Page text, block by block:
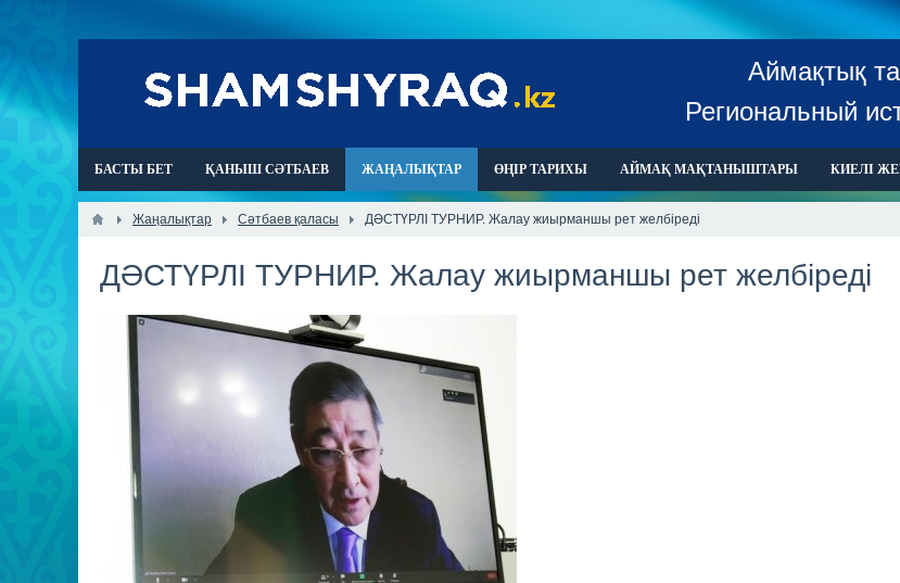
Аймақтық
Региональный
БАСТЫ БЕТ ҚАНЫШ СӘТБАЕВ ЖАҢАЛЫҚТАР ӨҢІР ТАРИХЫ АЙМАҚ МАҚТАНЫШТАРЫ КИЕЛІ
Жаңалықтар Сәтбаев қаласы ДӘСТҮРЛІ ТУРНИР. Жалау жиырманшы рет желбіреді
ДӘСТҮРЛІ ТУРНИР. Жалау жиырманшы рет желбіреді